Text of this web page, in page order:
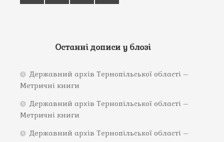
Останні дописи у блозі
Державний архів Тернопільської області –
Метричні книги
Державний архів Тернопільської області –
Метричні книги
Державний архів Тернопільської області –